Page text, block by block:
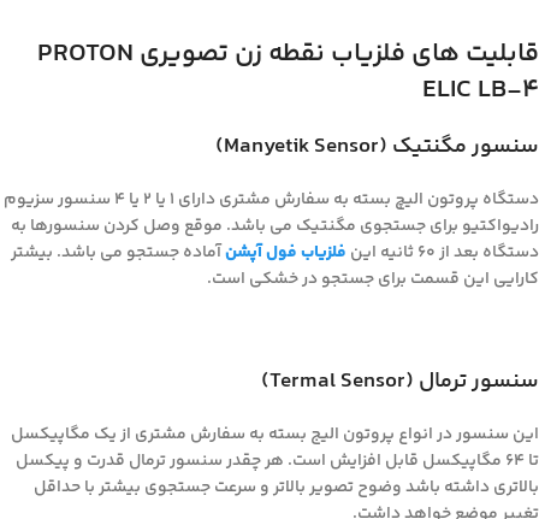
قابلیت های فلزیاب نقطه زن تصویری PROTON
ELIC LB-4
سنسور مگنتیک (Manyetik Sensor)
دستگاه پروتون الیچ بسته به سفارش مشتری دارای ۱ یا ۲ یا ۴ سنسور سزیوم
رادیواکتیو برای جستجوی مگنتیک می باشد. موقع وصل کردن سنسورها به
دستگاه بعد از ۶۰ ثانیه این
فلزیاب فول آپشنآماده جستجو می باشد. بیشتر
کارایی این قسمت برای جستجو در خشکی است.
سنسور ترمال (Termal Sensor)
این سنسور در انواع پروتون الیج بسته به سفارش مشتری از یک مگاپیکسل
تا ۶۴ مگاپیکسل قابل افزایش است. هر چقدر سنسور ترمال قدرت و پیکسل
بالاتری داشته باشد وضوح تصویر بالاتر و سرعت جستجوی بیشتر با حداقل